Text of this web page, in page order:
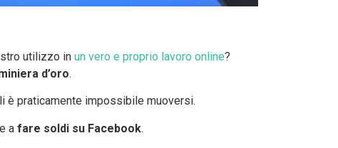
utilizzo in un vero e proprio lavoro online?
d’oro.
è praticamente impossibile muoversi.
a fare soldi su Facebook.